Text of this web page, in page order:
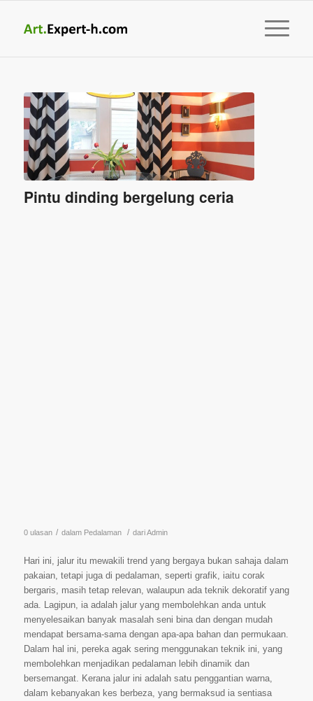
Pintu dinding bergelung ceria
0 ulasan / dalam Pedalaman / dariAdmin
Hari ini, jalur itu mewakili trend yang bergaya bukan sahaja dalam
pakaian, tetapi juga di pedalaman, seperti grafik, iaitu corak
bergaris, masih tetap relevan, walaupun ada teknik dekoratif yang
ada. Lagipun, ia adalah jalur yang membolehkan anda untuk
menyelesaikan banyak masalah seni bina dan dengan mudah
mendapat bersama-sama dengan apa-apa bahan dan permukaan.
Dalam hal ini, pereka agak sering menggunakan teknik ini, yang
membolehkan menjadikan pedalaman lebih dinamik dan
bersemangat. Kerana jalur ini adalah satu penggantian warna,
dalam kebanyakan kes berbeza, yang bermaksud ia sentiasa